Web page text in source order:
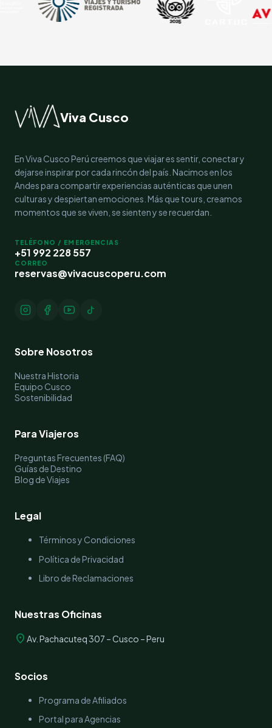
Viva Cusco
En Viva Cusco Perú creemos que viajar es sentir, conectar y
dejarse inspirar por cada rincón del país. Nacimos en los
Andes para compartir experiencias auténticas que unen
culturas y despiertan emociones. Más que tours, creamos
momentos que se viven, se sienten y se recuerdan.
TELÉFONO / EMERGENCIAS
+51 992 228 557
CORREO
reservas@vivacuscoperu.com
Sobre Nosotros
Nuestra Historia
Equipo Cusco
Sostenibilidad
Para Viajeros
Preguntas Frecuentes (FAQ)
Guías de Destino
Blog de Viajes
Legal
Términos y Condiciones
Política de Privacidad
Libro de Reclamaciones
Nuestras Oficinas
location_on Av. Pachacuteq 307 – Cusco – Peru
Socios
Programa de Afiliados
Portal para Agencias